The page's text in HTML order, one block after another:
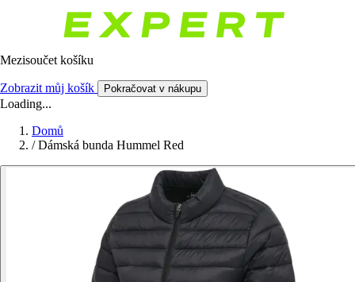
Mezisoučet košíku
Zobrazit můj košík Pokračovat v nákupu
Loading...
Domů
/ Dámská bunda Hummel Red